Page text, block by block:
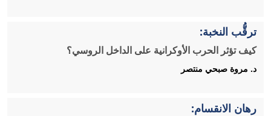
ترقُّب النخبة:
كيف تؤثر الحرب الأوكرانية على الداخل الروسي؟
د. مروة صبحي منتصر
رهان الانقسام: